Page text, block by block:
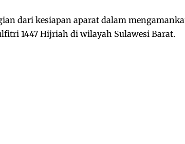
dari kesiapan aparat dalam
1447 Hijriah di wilayah Sulawesi Barat.